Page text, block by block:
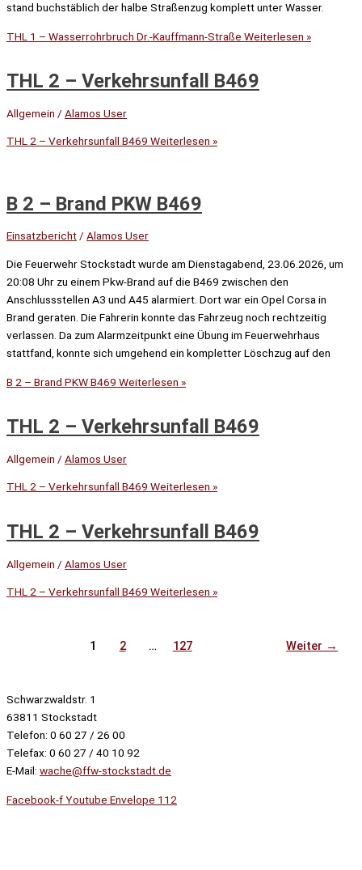
stand buchstäblich der halbe Straßenzug komplett unter Wasser.
THL 1 – Wasserrohrbruch Dr.-Kauffmann-Straße Weiterlesen »
THL 2 – Verkehrsunfall B469
Allgemein / Alamos User
THL 2 – Verkehrsunfall B469 Weiterlesen »
B 2 – Brand PKW B469
Einsatzbericht/ Alamos User
Die Feuerwehr Stockstadt wurde am Dienstagabend, 23.06.2026, um
20:08 Uhr zu einem Pkw-Brand auf die B469 zwischen den
Anschlussstellen A3 und A45 alarmiert. Dort war ein Opel Corsa in
Brand geraten. Die Fahrerin konnte das Fahrzeug noch rechtzeitig
verlassen. Da zum Alarmzeitpunkt eine Übung im Feuerwehrhaus
stattfand, konnte sich umgehend ein kompletter Löschzug auf den
B 2 – Brand PKW B469 Weiterlesen »
THL 2 – Verkehrsunfall B469
Allgemein / Alamos User
THL 2 – Verkehrsunfall B469 Weiterlesen »
THL 2 – Verkehrsunfall B469
Allgemein / Alamos User
THL 2 – Verkehrsunfall B469 Weiterlesen »
1 2 … 127 Weiter →
Schwarzwaldstr. 1
63811 Stockstadt
Telefon: 0 60 27 / 26 00
Telefax: 0 60 27 / 40 10 92
E-Mail: wache@ffw-stockstadt.de
Facebook-fYoutube Envelope 112